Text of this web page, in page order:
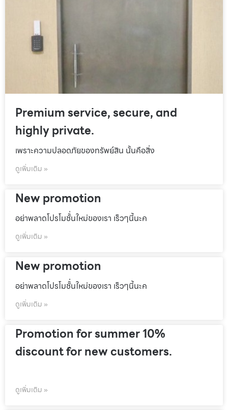
Premium service, secure, and
highly private.
เพราะความปลอดภัยของทรัพย์สิน นั้นคือสิ่ง
ดูเพิ่มเติม »
New promotion
อย่าพลาดโปรโมชั้่นใหม่ของเรา เร็วๆนี้นะค
ดูเพิ่มเติม »
New promotion
อย่าพลาดโปรโมชั้่นใหม่ของเรา เร็วๆนี้นะค
ดูเพิ่มเติม »
Promotion for summer 10%
discount for new customers.
ดูเพิ่มเติม »